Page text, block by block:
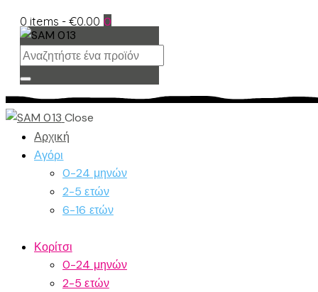
0 items -€0.00 0
Close
Αρχική
Αγόρι
0-24 μηνών
2-5 ετών
6-16 ετών
Κορίτσι
0-24 μηνών
2-5 ετών